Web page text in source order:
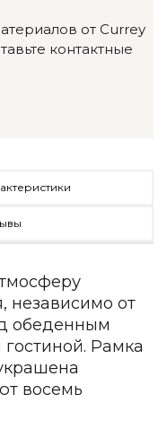
от Currey
контактные
независимо от
обеденным
Рамка
восемь